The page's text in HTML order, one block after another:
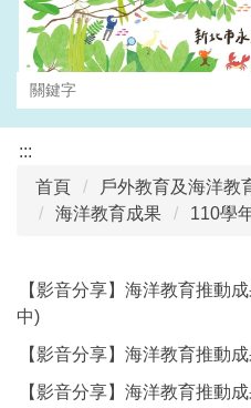
主
內
容
:::
首頁
戶外教育及海洋教
海洋教育成果
110學
【影音分享】海洋教育推動
中)
【影音分享】海洋教育推動
【影音分享】海洋教育推動